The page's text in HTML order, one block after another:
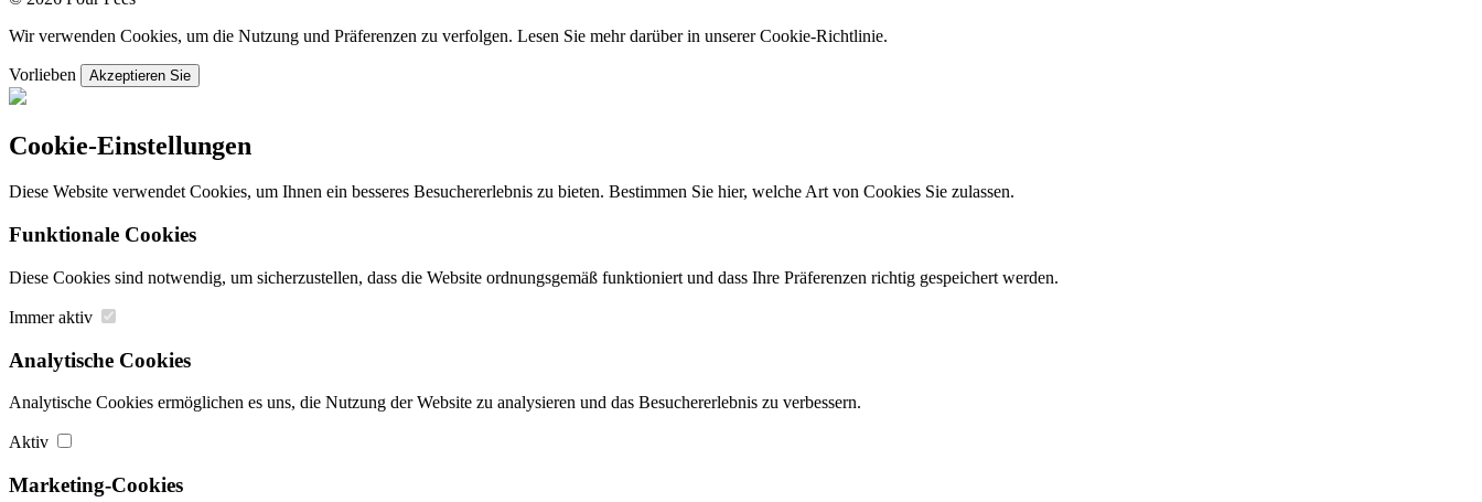
Wir verwenden Cookies, um die Nutzung und Präferenzen zu verfolgen. Lesen Sie mehr darüber in unserer Cookie-Richtlinie.
Vorlieben Akzeptieren Sie
Cookie-Einstellungen
Diese Website verwendet Cookies, um Ihnen ein besseres Besuchererlebnis zu bieten. Bestimmen Sie hier, welche Art von Cookies Sie zulassen.
Funktionale Cookies
Diese Cookies sind notwendig, um sicherzustellen, dass die Website ordnungsgemäß funktioniert und dass Ihre Präferenzen richtig gespeichert werden.
Immer aktiv
Analytische Cookies
Analytische Cookies ermöglichen es uns, die Nutzung der Website zu analysieren und das Besuchererlebnis zu verbessern.
Aktiv
Marketing-Cookies